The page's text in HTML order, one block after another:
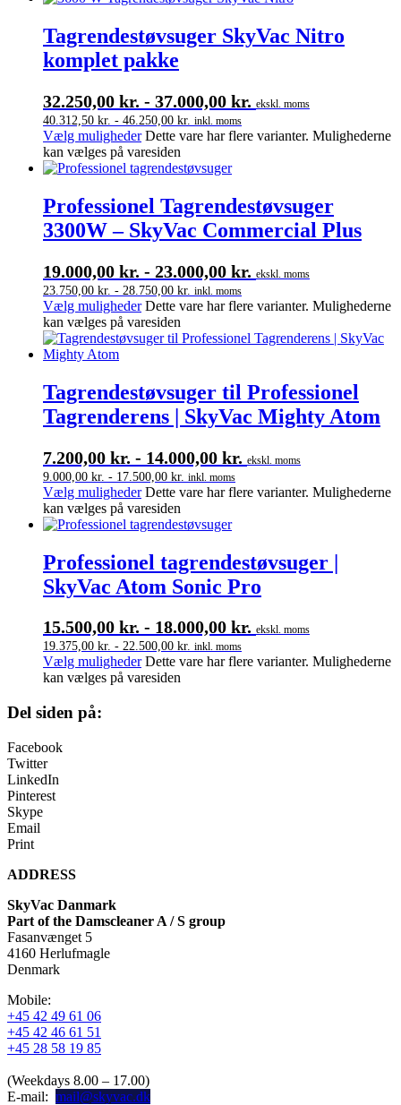
Tagrendestøvsuger SkyVac Nitro
komplet pakke
32.250,00 kr. - 37.000,00 kr. ekskl. moms
40.312,50 kr. - 46.250,00 kr. inkl. moms
Vælg muligheder Dette vare har flere varianter. Mulighederne
kan vælges på varesiden
Professionel Tagrendestøvsuger
3300W – SkyVac Commercial Plus
19.000,00 kr. - 23.000,00 kr. ekskl. moms
23.750,00 kr. - 28.750,00 kr. inkl. moms
Vælg muligheder Dette vare har flere varianter. Mulighederne
kan vælges på varesiden
Tagrendestøvsuger til Professionel
Tagrenderens | SkyVac Mighty Atom
7.200,00 kr. - 14.000,00 kr. ekskl. moms
9.000,00 kr. - 17.500,00 kr. inkl. moms
Vælg muligheder Dette vare har flere varianter. Mulighederne
kan vælges på varesiden
Professionel tagrendestøvsuger |
SkyVac Atom Sonic Pro
15.500,00 kr. - 18.000,00 kr. ekskl. moms
19.375,00 kr. - 22.500,00 kr. inkl. moms
Vælg muligheder Dette vare har flere varianter. Mulighederne
kan vælges på varesiden
Del siden på:
Facebook
Twitter
LinkedIn
Pinterest
Skype
Email
Print
ADDRESS
SkyVac Danmark
Part of the Damscleaner A / S group
Fasanvænget 5
4160 Herlufmagle
Denmark
Mobile:
+45 42 49 61 06
+45 42 46 61 51
+45 28 58 19 85
(Weekdays 8.00 – 17.00)
E-mail: mail@skyvac.dk